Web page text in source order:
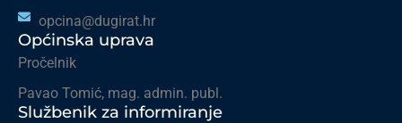
opcina@dugirat.hr
Općinska uprava
Pročelnik
Pavao Tomić, mag. admin. publ.
Službenik za informiranje